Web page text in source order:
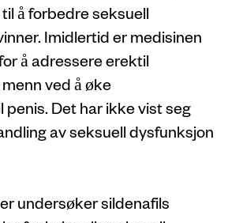
å forbedre seksuell
Imidlertid er medisinen
å adressere erektil
ved å øke
Det har ikke vist seg
av seksuell dysfunksjon
undersøker sildenafils